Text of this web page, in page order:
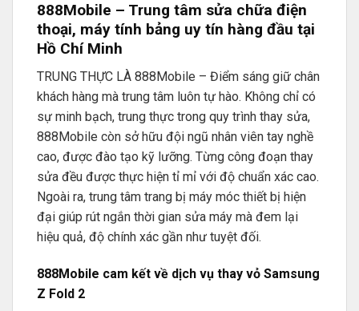
888Mobile – Trung tâm sửa chữa điện
thoại, máy tính bảng uy tín hàng đầu tại
Hồ Chí Minh
TRUNG THỰC LÀ 888Mobile – Điểm sáng giữ chân
khách hàng mà trung tâm luôn tự hào. Không chỉ có
sự minh bạch, trung thực trong quy trình thay sửa,
888Mobile còn sở hữu đội ngũ nhân viên tay nghề
cao, được đào tạo kỹ lưỡng. Từng công đoạn thay
sửa đều được thực hiện tỉ mỉ với độ chuẩn xác cao.
Ngoài ra, trung tâm trang bị máy móc thiết bị hiện
đại giúp rút ngắn thời gian sửa máy mà đem lại
hiệu quả, độ chính xác gần như tuyệt đối.
888Mobile cam kết về dịch vụ thay vỏ Samsung
Z Fold 2